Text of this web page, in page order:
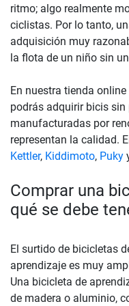
ritmo; algo realmente
ciclistas. Por lo tanto,
adquisición muy
la flota de un niño sin
En nuestra tienda
podrás adquirir bicis sin
manufacturadas por
representan la calidad.
Kettler, Kiddimoto, Puky
Comprar una
qué se debe
El surtido de bicicletas
aprendizaje es muy
Una bicicleta de
de madera o aluminio,